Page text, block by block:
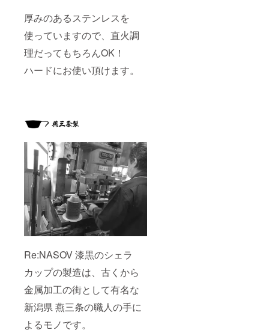
厚みのあるステンレスを
使っていますので、直火調
理だってもちろんOK！
ハードにお使い頂けます。
Re:NASOV 漆黒のシェラ
カップの製造は、古くから
金属加工の街として有名な
新潟県 燕三条の職人の手に
よるモノです。